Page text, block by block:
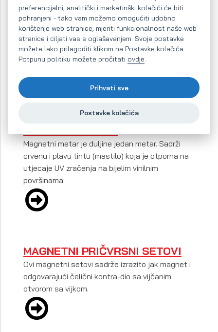
preferencijalni, analitički i marketinški kolačići će biti
pohranjeni - tako vam možemo omogućiti udobno
korištenje web stranice, mjeriti funkcionalnost naše web
stranice i ciljati vas s oglašavanjem. Svoje postavke
možete lako prilagoditi klikom na Postavke kolačića.
Potpunu politiku možete pročitati ovdje.
Prihvati sve
Postavke kolačića
MAGNETNI DRŽAČ VIJAKA NA
RUČNOM ZGLOBU
Na crvene magnetske pravokutnike pripremite
metalne vijke, ili eksere i krenite s radom.
Magnetni metar je duljine jedan metar. Sadrži
crvenu i plavu tintu (mastilo) koja je otporna na
utjecaje UV zračenja na bijelim vinilnim
površinama.
MAGNETNI PRIČVRSNI SETOVI
Ovi magnetni setovi sadrže izrazito jak magnet i
odgovarajući čelični kontra-dio sa vijčanim
otvorom sa vijkom.